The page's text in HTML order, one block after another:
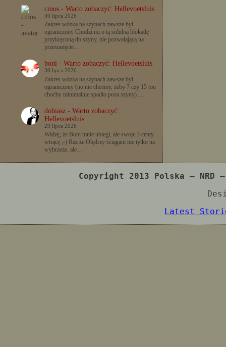
cmos- Warto zobaczyć: Hellevoetsluis
30 lipca 2026
Zakres wózka na szynach zawsze był
ograniczony Chodzi mi o tą solidną blokadę
przykręconą do szyny, nie pozwalającą na
przesunięcie…
boni- Warto zobaczyć: Hellevoetsluis
30 lipca 2026
Zakres wózka na szynach zawsze był
ograniczony (no nie chcemy, żeby 7 czy 15 ton
choćby minimalnie spadło poza szyny).…
dobiasz- Warto zobaczyć:
Hellevoetsluis
29 lipca 2026
Widzę, że Boni mnie ubiegł, ale swoje 3 centy
wtrącę ;-) Raz że Olędrzy ściągani nie tylko na
wybrzeże, ale…
Copyright 2013 Polska –
Latest